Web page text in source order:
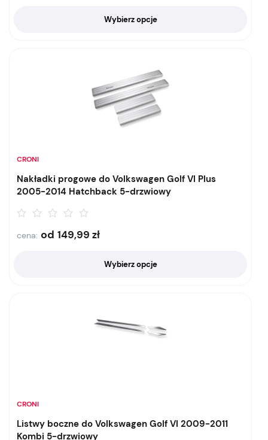
Wybierz opcje
CRONI
Nakładki progowe do Volkswagen Golf VI Plus
2005-2014 Hatchback 5-drzwiowy
cena: od 149,99 zł
Wybierz opcje
CRONI
Listwy boczne do Volkswagen Golf VI 2009-2011
Kombi 5-drzwiowy